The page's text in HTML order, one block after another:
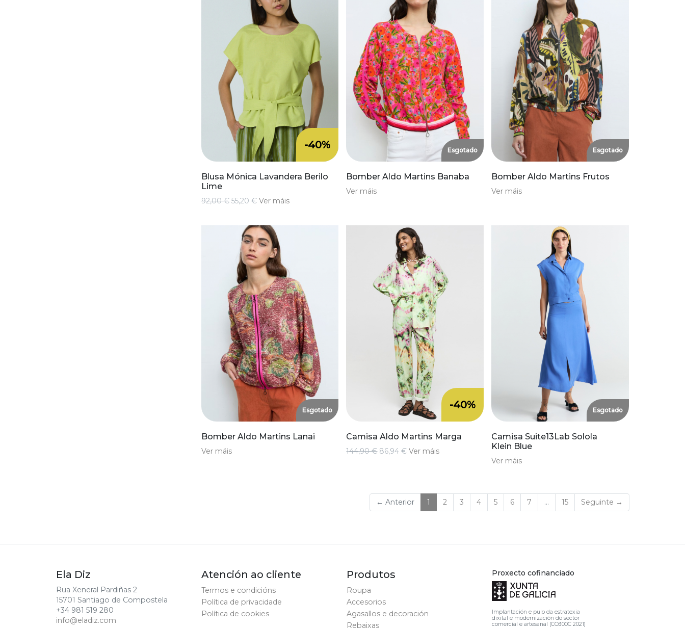
-40%
Blusa Mónica Lavandera Berilo
Lime
92,00 € 55,20 € Ver máis
Esgotado
Bomber Aldo Martins Banaba
Ver máis
Esgotado
Bomber Aldo Martins Frutos
Ver máis
Esgotado
Bomber Aldo Martins Lanai
Ver máis
-40%
Camisa Aldo Martins Marga
144,90 € 86,94 €Ver máis
Esgotado
Camisa Suite13Lab Solola
Klein Blue
Ver máis
← Anterior 1 (current)
2 3 4 5 6 7 … 15 Seguinte →
Ela Diz
Rua Xeneral Pardiñas 2
15701 Santiago de Compostela
+34 981 519 280
info@eladiz.com
Atención ao cliente
Termos e condicións
Política de privacidade
Política de cookies
Produtos
Roupa
Accesorios
Agasallos e decoración
Rebaixas
Proxecto cofinanciado
Implantación e pulo da estratexia
dixital e modernización do sector
comercial e artesanal (CO300C 2021)